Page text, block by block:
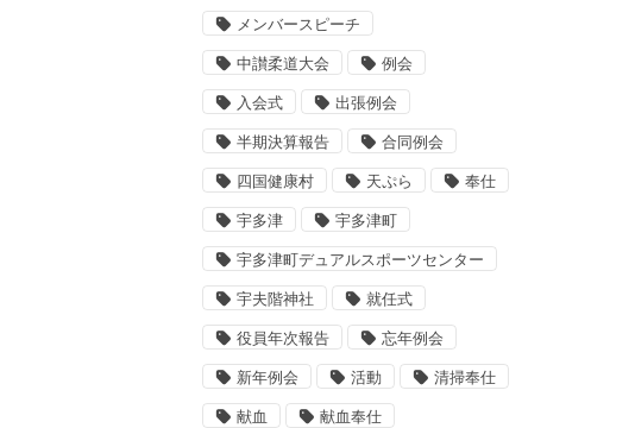
メンバースピーチ
中讃柔道大会 例会
入会式 出張例会
半期決算報告 合同例会
四国健康村 天ぷら 奉仕
宇多津 宇多津町
宇多津町デュアルスポーツセンター
宇夫階神社 就任式
役員年次報告 忘年例会
新年例会 活動 清掃奉仕
献血 献血奉仕